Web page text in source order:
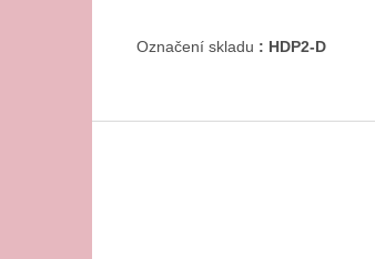
Označení skladu : HDP2-D